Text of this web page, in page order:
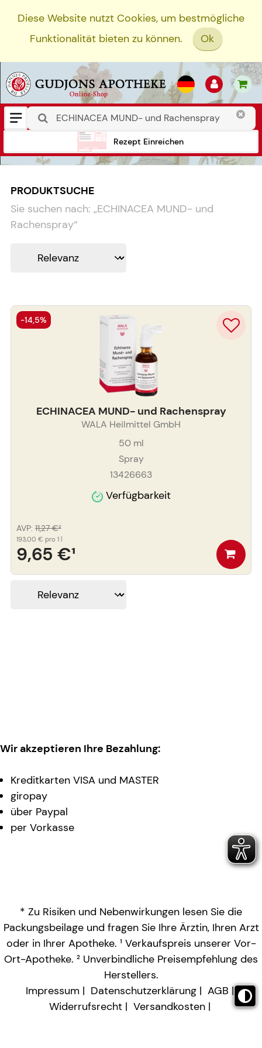
Diese Website nutzt Cookies, um bestmögliche
Funktionalität bieten zu können.
Ok
Rezept Einreichen
PRODUKTSUCHE
Sie suchen nach: „ECHINACEA MUND- und
Rachenspray“
ECHINACEA MUND- und Rachenspray
WALA Heilmittel GmbH
50ml
Spray
13426663
Verfügbarkeit
9,65 €¹
AVP: 11,27 €²
193,00 € pro 1 l
-14,5%
Wir akzeptieren Ihre Bezahlung:
Kreditkarten VISA und MASTER
giropay
über Paypal
per Vorkasse
* Zu Risiken und Nebenwirkungen lesen Sie die
Packungsbeilage und fragen Sie Ihre Ärztin, Ihren Arzt
oder in Ihrer Apotheke. ¹ Verkaufspreis unserer Vor-
Ort-Apotheke. ² Unverbindliche Preisempfehlung des
Herstellers.
Impressum
Datenschutzerklärung
AGB
Widerrufsrecht
Versandkosten